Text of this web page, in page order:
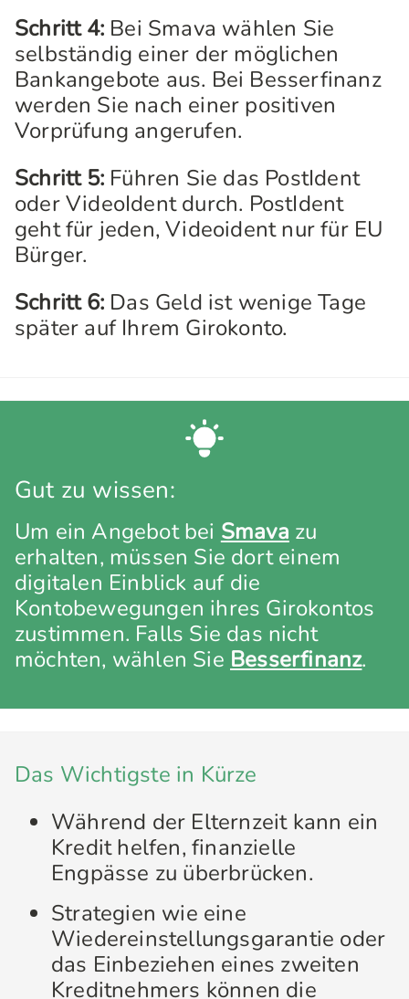
Schritt 4: Bei Smava wählen Sie
selbständig einer der möglichen
Bankangebote aus. Bei Besserfinanz
werden Sie nach einer positiven
Vorprüfung angerufen.
Schritt 5: Führen Sie das PostIdent
oder VideoIdent durch. PostIdent
geht für jeden, Videoident nur für EU
Bürger.
Schritt 6: Das Geld ist wenige Tage
später auf Ihrem Girokonto.
Gut zu wissen:
Um ein Angebot bei Smava zu
erhalten, müssen Sie dort einem
digitalen Einblick auf die
Kontobewegungen ihres Girokontos
zustimmen. Falls Sie das nicht
möchten, wählen Sie Besserfinanz.
Das Wichtigste in Kürze
Während der Elternzeit kann ein
Kredit helfen, finanzielle
Engpässe zu überbrücken.
Strategien wie eine
Wiedereinstellungsgarantie oder
das Einbeziehen eines zweiten
Kreditnehmers können die